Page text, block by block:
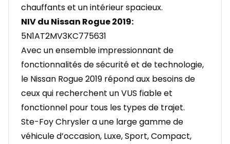
chauffants et un intérieur spacieux.
NIV du Nissan Rogue 2019:
5N1AT2MV3KC775631
Avec un ensemble impressionnant de
fonctionnalités de sécurité et de technologie,
le Nissan Rogue 2019 répond aux besoins de
ceux qui recherchent un VUS fiable et
fonctionnel pour tous les types de trajet.
Ste-Foy Chrysler a une large gamme de
véhicule d’occasion, Luxe, Sport, Compact,